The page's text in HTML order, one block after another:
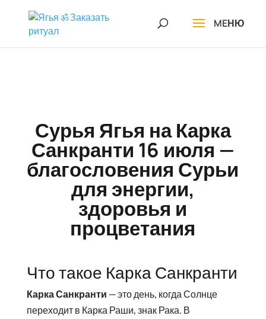
Сурья Ягья на Карка
Санкранти 16 июля —
благословения Сурьи
для энергии,
здоровья и
процветания
Что такое Карка Санкранти
Карка Санкранти — это день, когда Солнце
переходит в Карка Раши, знак Рака. В